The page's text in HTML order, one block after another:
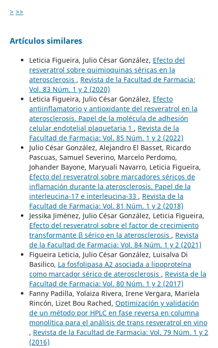
> >>
Artículos similares
Leticia Figueira, Julio César González, Efecto del
resveratrol sobre quimioquinas séricas en la
aterosclerosis , Revista de la Facultad de Farmacia:
Vol. 83 Núm. 1 y 2 (2020)
Leticia Figueira, Julio César González, Efecto
antiinflamatorio y antioxidante del resveratrol en la
aterosclerosis. Papel de la molécula de adhesión
celular endotelial plaquetaria 1 , Revista de la
Facultad de Farmacia: Vol. 85 Núm. 1 y 2 (2022)
Julio César González, Alejandro El Basset, Ricardo
Pascuas, Samuel Severino, Marcelo Perdomo,
Johander Bayone, Maryuali Navarro, Leticia Figueira,
Efecto del resveratrol sobre marcadores séricos de
inflamación durante la aterosclerosis. Papel de la
interleucina-17 e interleucina-33 , Revista de la
Facultad de Farmacia: Vol. 81 Núm. 1 y 2 (2018)
Jessika Jiménez, Julio César González, Leticia Figueira,
Efecto del resveratrol sobre el factor de crecimiento
transformante β sérico en la aterosclerosis , Revista
de la Facultad de Farmacia: Vol. 84 Núm. 1 y 2 (2021)
Figueira Leticia, Julio César González, Luisalva Di
Basilico, La fosfolipasa A2 asociada a lipoproteína
como marcador sérico de aterosclerosis , Revista de la
Facultad de Farmacia: Vol. 80 Núm. 1 y 2 (2017)
Fanny Padilla, Yolaiza Rivera, Irene Vergara, Mariela
Rincón, Lizet Bou Rached, Optimización y validación
de un método por HPLC en fase reversa en columna
monolítica para el análisis de trans resveratrol en vino
, Revista de la Facultad de Farmacia: Vol. 79 Núm. 1 y 2
(2016)